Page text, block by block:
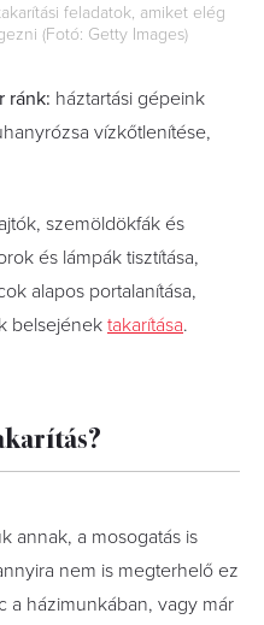
feladatok, amiket elég
(Fotó: Getty Images)
ránk: háztartási gépeink
vízkőtlenítése,
ajtók, szemöldökfák és
és lámpák tisztítása,
alapos portalanítása,
belsejének takarítása.
annak, a mosogatás is
nem is megterhelő ez
a házimunkában, vagy már